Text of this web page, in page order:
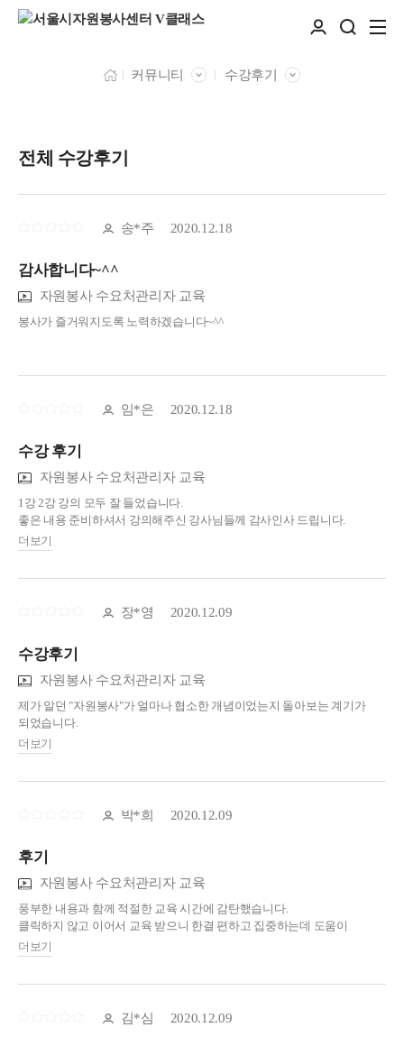
커뮤니티 수강후기
전체 수강후기
송*주 2020.12.18
감사합니다~^^
자원봉사 수요처관리자 교육
봉사가 즐거워지도록 노력하겠습니다~^^
임*은 2020.12.18
수강 후기
자원봉사 수요처관리자 교육
1강 2강 강의 모두 잘 들었습니다.
좋은 내용 준비하셔서 강의해주신 강사님들께 감사인사 드립니다.
모든 자원봉사자들,
건강하고 행복한 2021년 맞이하시기를 기원합니다.
더보기
장*영 2020.12.09
수강후기
자원봉사 수요처관리자 교육
제가 알던 "자원봉사"가 얼마나 협소한 개념이었는지 돌아보는 계기가
되었습니다.
더 많이 배울 수 있는 기회가 제공되기를 바랍니다.
더보기
박*희 2020.12.09
후기
자원봉사 수요처관리자 교육
풍부한 내용과 함께 적절한 교육 시간에 감탄했습니다.
클릭하지 않고 이어서 교육 받으니 한결 편하고 집중하는데 도움이
됐습니다.
더보기
김*심 2020.12.09